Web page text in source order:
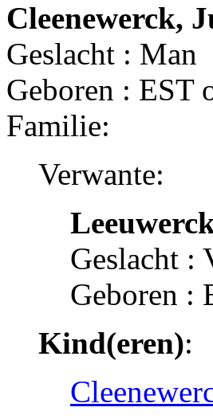
Cleenewerck,
Geslacht : Man
Geboren : EST
Familie:
Verwante:
Geslacht :
Geboren :
Kind(eren):